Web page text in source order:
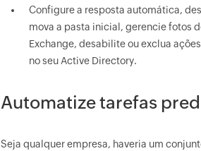
Configure a resposta automática,
mova a pasta inicial, gerencie fotos
Exchange, desabilite ou exclua
no seu Active Directory.
Automatize tarefas
Seja qualquer empresa, haveria um